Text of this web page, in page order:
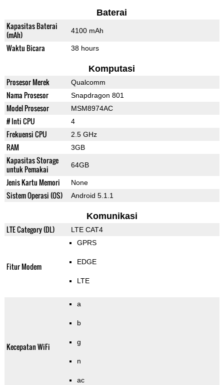
Baterai
Kapasitas Baterai
(mAh)
4100 mAh
Waktu Bicara 38 hours
Komputasi
Prosesor Merek Qualcomm
Nama Prosesor Snapdragon 801
Model Prosesor MSM8974AC
# Inti CPU 4
Frekuensi CPU 2.5 GHz
RAM 3GB
Kapasitas Storage
untuk Pemakai
64GB
Jenis Kartu Memori None
Sistem Operasi (OS) Android 5.1.1
Komunikasi
LTE Category (DL) LTE CAT4
Fitur Modem
GPRS
EDGE
LTE
Kecepatan WiFi
a
b
g
n
ac